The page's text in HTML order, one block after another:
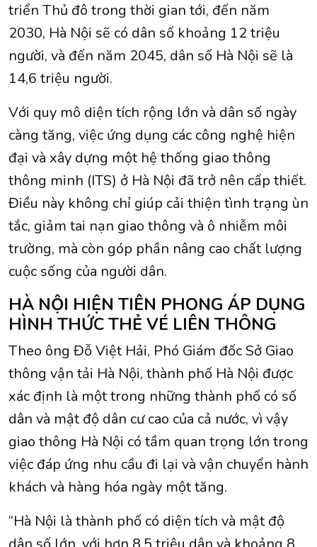
triển Thủ đô trong thời gian tới, đến năm
2030, Hà Nội sẽ có dân số khoảng 12 triệu
người, và đến năm 2045, dân số Hà Nội sẽ là
14,6 triệu người.
Với quy mô diện tích rộng lớn và dân số ngày
càng tăng, việc ứng dụng các công nghệ hiện
đại và xây dựng một hệ thống giao thông
thông minh (ITS) ở Hà Nội đã trở nên cấp thiết.
Điều này không chỉ giúp cải thiện tình trạng ùn
tắc, giảm tai nạn giao thông và ô nhiễm môi
trường, mà còn góp phần nâng cao chất lượng
cuộc sống của người dân.
HÀ NỘI HIỆN TIÊN PHONG ÁP DỤNG
HÌNH THỨC THẺ VÉ LIÊN THÔNG
Theo ông Đỗ Việt Hải, Phó Giám đốc Sở Giao
thông vận tải Hà Nội, thành phố Hà Nội được
xác định là một trong những thành phố có số
dân và mật độ dân cư cao của cả nước, vì vậy
giao thông Hà Nội có tầm quan trọng lớn trong
việc đáp ứng nhu cầu đi lại và vận chuyển hành
khách và hàng hóa ngày một tăng.
“Hà Nội là thành phố có diện tích và mật độ